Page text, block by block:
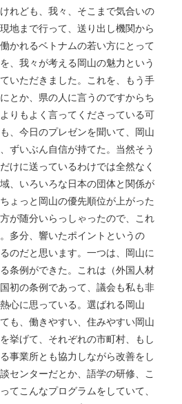
れども、我々、そこまで気合いの
地まで行って、送り出し機関から
かれるベトナムの若い方にとって
、我々が考える岡山の魅力という
いただきました。これを、もう手
とか、県の人に言うのですからち
りもよく言ってくださっている可
、今日のプレゼンを聞いて、岡山
ずいぶん自信が持てた。当然そう
けに送っているわけでは全然なく
、いろいろな日本の団体と関係が
ょっと岡山の優先順位が上がった
が随分いらっしゃったので、これ
多分、響いたポイントというの
のだと思います。一つは、岡山に
条例ができた。これは（外国人材
初の条例であって、議会も私も非
心に思っている。選ばれる岡山
も、働きやすい、住みやすい岡山
挙げて、それぞれの市町村、もし
事業所とも協力しながら改善をし
センターだとか、語学の研修、こ
てこんなプログラムをしていて、